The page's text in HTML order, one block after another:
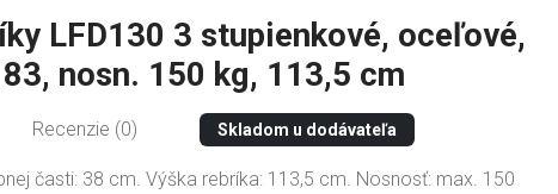
LFD130 3 stupienkové, oceľové,
nosn. 150 kg, 113,5 cm
Recenzie (0) Skladom u dodávateľa
časti: 38 cm. Výška rebríka: 113,5 cm. Nosnosť: max. 150